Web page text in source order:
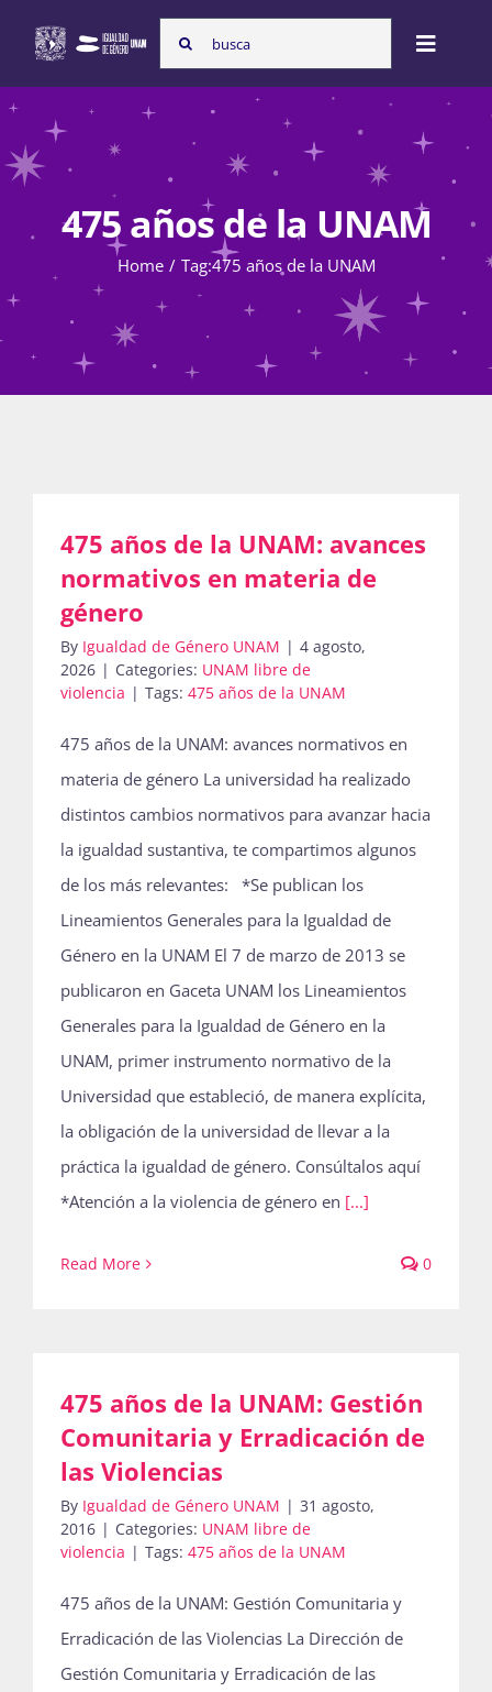
content
Search
for:
Toggle
Nosotras
Programas
Atención de la violencia de género
Actividades
La Boletina
Blog
Recursos
Súmate
Publicaciones
Bienvenida generación 2027-1
475 años de la UNAM
Home Tag:475 años de la UNAM
475 años de la UNAM: avances
normativos en materia de
género
By Igualdad de Género UNAM | 4 agosto,
2026 | Categories: UNAM libre de
violencia | Tags: 475 años de la UNAM
475 años de la UNAM: avances normativos en
materia de género La universidad ha realizado
distintos cambios normativos para avanzar hacia
la igualdad sustantiva, te compartimos algunos
de los más relevantes: *Se publican los
Lineamientos Generales para la Igualdad de
Género en la UNAM El 7 de marzo de 2013 se
publicaron en Gaceta UNAM los Lineamientos
Generales para la Igualdad de Género en la
UNAM, primer instrumento normativo de la
Universidad que estableció, de manera explícita,
la obligación de la universidad de llevar a la
práctica la igualdad de género. Consúltalos aquí
*Atención a la violencia de género en [...]
Read More 0
475 años de la UNAM: Gestión
Comunitaria y Erradicación de
las Violencias
By Igualdad de Género UNAM | 31 agosto,
2016 | Categories: UNAM libre de
violencia | Tags: 475 años de la UNAM
475 años de la UNAM: Gestión Comunitaria y
Erradicación de las Violencias La Dirección de
Gestión Comunitaria y Erradicación de las